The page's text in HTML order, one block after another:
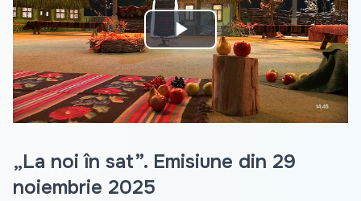
Play
Video
„La noi în sat”. Emisiune din 29
noiembrie 2025